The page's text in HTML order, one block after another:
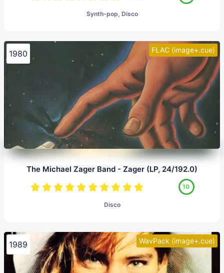
Synth-pop, Disco
FLAC (image+.cue)
1980
The Michael Zager Band - Zager (LP, 24/192.0)
10
Disco
WavPack (image+.cue)
1989